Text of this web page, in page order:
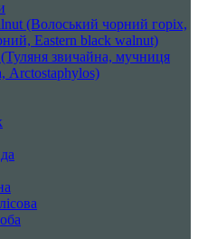
(Волоський чорний горіх,
Eastern black walnut)
звичайна, мучниця
Arctostaphylos)